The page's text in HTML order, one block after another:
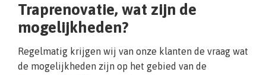
Traprenovatie, wat zijn de
mogelijkheden?
Regelmatig krijgen wij van onze klanten de vraag wat
de mogelijkheden zijn op het gebied van de